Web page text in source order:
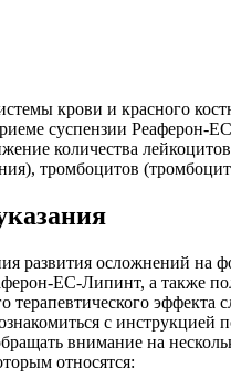
крови и красного
суспензии Реаферон-
количества лейкоцитов
тромбоцитов
развития осложнений на
ЕС-Липинт, а также
терапевтического эффекта
с инструкцией
внимание на
относятся: